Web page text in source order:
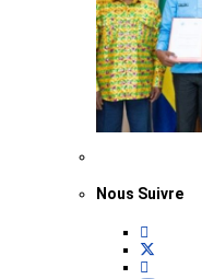
Nous Suivre